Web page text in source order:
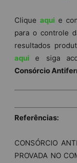
Cliqueaqui e
para o controle
resultados
aqui
e siga
Consórcio
Referências:
CONSÓRCIO
PROVADA NO